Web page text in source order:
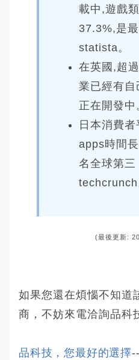
載中,遊戲
37.3%,是
statista。
在英國,超
業已經有
正在開發中
日本消費
apps時間
名全球第三
techcrunch
(最後更新:
如果您還在煩惱不知道
商，不妨來電洽詢品科
品科技，您最好的選擇